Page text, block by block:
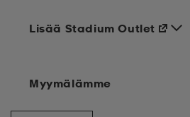
Lisää Stadium Outlet
Myymälämme